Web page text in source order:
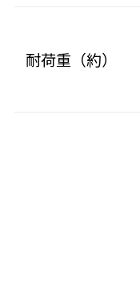
耐荷重（約）